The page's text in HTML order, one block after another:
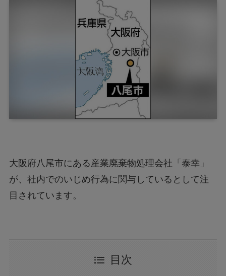
大阪府八尾市にある産業廃棄物処理会社「泰幸」
が、社内でのいじめ行為に関与しているとして注
目されています。
目次